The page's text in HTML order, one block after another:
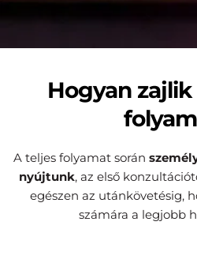
Hogyan zajlik
A teljes folyamat során
nyújtunk, az első
egészen az utánkövetésig,
számára a legjobb